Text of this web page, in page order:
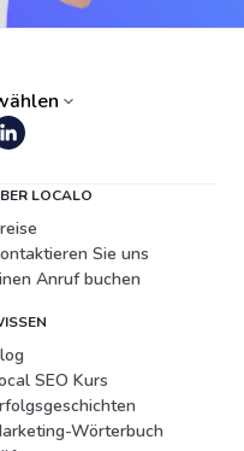
LOCALO
Sie uns
Anruf buchen
SEO Kurs
Wörterbuch